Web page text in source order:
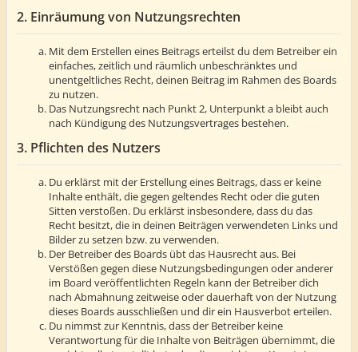
2. Einräumung von Nutzungsrechten
Mit dem Erstellen eines Beitrags erteilst du dem Betreiber ein
einfaches, zeitlich und räumlich unbeschränktes und
unentgeltliches Recht, deinen Beitrag im Rahmen des Boards
zu nutzen.
Das Nutzungsrecht nach Punkt 2, Unterpunkt a bleibt auch
nach Kündigung des Nutzungsvertrages bestehen.
3. Pflichten des Nutzers
Du erklärst mit der Erstellung eines Beitrags, dass er keine
Inhalte enthält, die gegen geltendes Recht oder die guten
Sitten verstoßen. Du erklärst insbesondere, dass du das
Recht besitzt, die in deinen Beiträgen verwendeten Links und
Bilder zu setzen bzw. zu verwenden.
Der Betreiber des Boards übt das Hausrecht aus. Bei
Verstößen gegen diese Nutzungsbedingungen oder anderer
im Board veröffentlichten Regeln kann der Betreiber dich
nach Abmahnung zeitweise oder dauerhaft von der Nutzung
dieses Boards ausschließen und dir ein Hausverbot erteilen.
Du nimmst zur Kenntnis, dass der Betreiber keine
Verantwortung für die Inhalte von Beiträgen übernimmt, die